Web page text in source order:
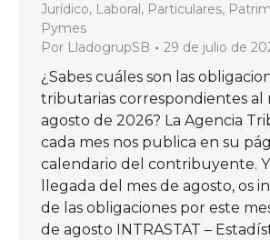
Jurídico, Laboral, Particulares,
Pymes
Por LladogrupSB 29 de julio de
¿Sabes cuáles son las
tributarias correspondientes al
agosto de 2026? La Agencia
cada mes nos publica en su
calendario del contribuyente.
llegada del mes de agosto, os
de las obligaciones por este
de agosto INTRASTAT –